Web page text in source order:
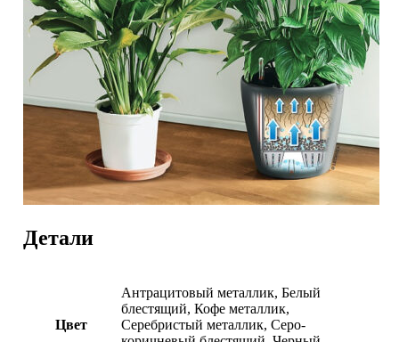
Детали
Цвет
Антрацитовый металлик, Белый
блестящий, Кофе металлик,
Серебристый металлик, Серо-